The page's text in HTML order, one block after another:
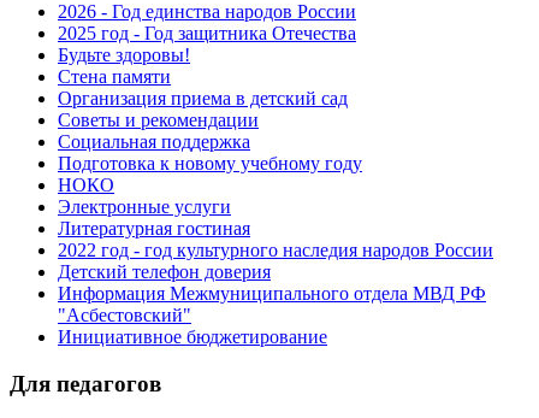
2026 - Год единства народов России
2025 год - Год защитника Отечества
Будьте здоровы!
Стена памяти
Организация приема в детский сад
Советы и рекомендации
Социальная поддержка
Подготовка к новому учебному году
НОКО
Электронные услуги
Литературная гостиная
2022 год - год культурного наследия народов России
Детский телефон доверия
Информация Межмуниципального отдела МВД РФ
"Асбестовский"
Инициативное бюджетирование
Для педагогов